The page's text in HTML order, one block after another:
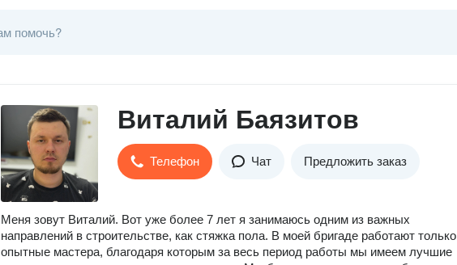
Виталий Баязитов
Телефон Чат Предложить заказ
Меня зовут Виталий. Вот уже более 7 лет я занимаюсь одним из важных
направлений в строительстве, как стяжка пола. В моей бригаде работают только
опытные мастера, благодаря которым за весь период работы мы имеем лучшие